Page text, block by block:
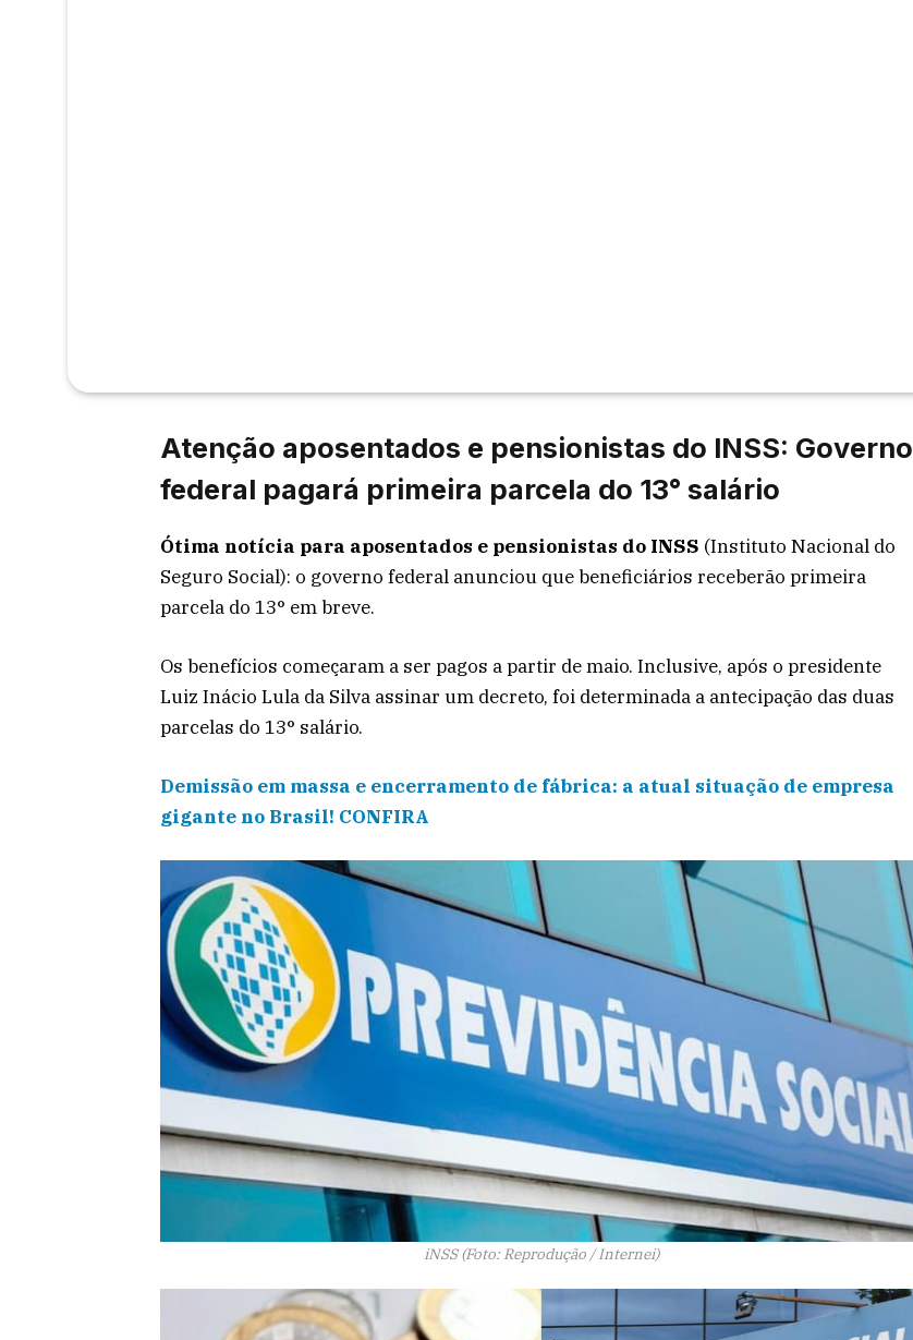
Atenção aposentados e pensionistas do INSS: Governo
federal pagará primeira parcela do 13° salário
Ótima notícia para aposentados e pensionistas do INSS (Instituto Nacional do
Seguro Social): o governo federal anunciou que beneficiários receberão primeira
parcela do 13° em breve.
Os benefícios começaram a ser pagos a partir de maio. Inclusive, após o presidente
Luiz Inácio Lula da Silva assinar um decreto, foi determinada a antecipação das duas
parcelas do 13° salário.
Demissão em massa e encerramento de fábrica: a atual situação de empresa
gigante no Brasil! CONFIRA
iNSS (Foto: Reprodução / Internei)